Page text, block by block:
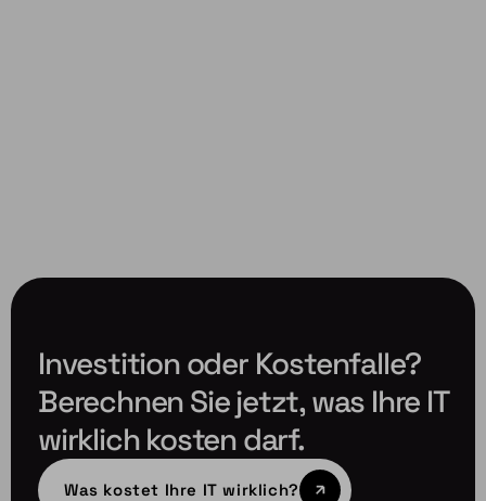
Investition oder Kostenfalle?
Berechnen Sie jetzt, was Ihre IT
wirklich kosten darf.
Was kostet Ihre IT wirklich?